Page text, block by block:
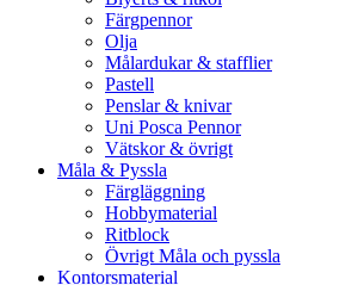
Färgpennor
Olja
Målardukar & stafflier
Pastell
Penslar & knivar
Uni Posca Pennor
Vätskor & övrigt
Måla & Pyssla
Färgläggning
Hobbymaterial
Ritblock
Övrigt Måla och pyssla
Kontorsmaterial